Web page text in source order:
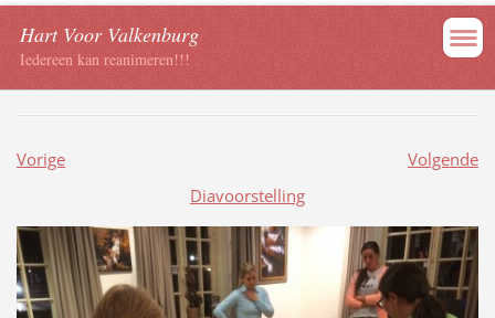
Hart Voor Valkenburg
Iedereen kan reanimeren!!!
Vorige
Volgende
Diavoorstelling